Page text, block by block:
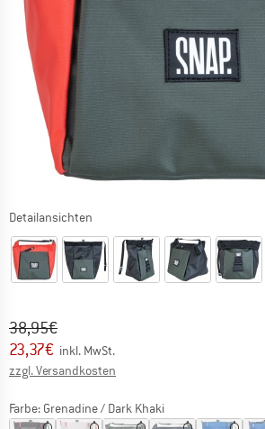
Detailansichten
Ursprünglicher Preis :
38,95€
Preis:
23,37€ inkl. MwSt.
zzgl. Versandkosten
Farbe: Grenadine / Dark Khaki